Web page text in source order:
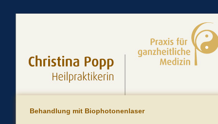
Behandlung mit Biophotonenlaser